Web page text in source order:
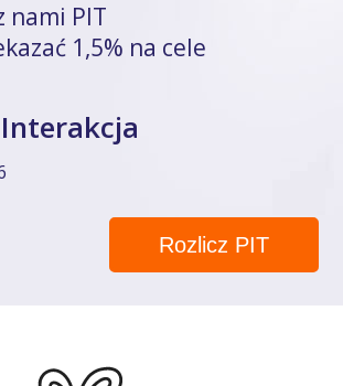
nami PIT
1,5% na cele
Rozlicz PIT